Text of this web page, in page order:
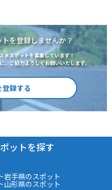
を登録しませんか？
メスポットを募集しています！
ご協力よろしくお願いいたします。
登録する
ットを探す
岩手県のスポット
山形県のスポット